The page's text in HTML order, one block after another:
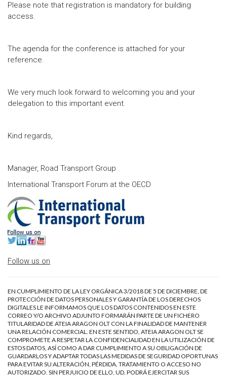
Please note that registration is mandatory for building
access.
The agenda for the conference is attached for your
reference.
We very much look forward to welcoming you and your
delegation to this important event.
Kind regards,
Manager, Road Transport Group
International Transport Forum at the OECD
Follow us on
EN CUMPLIMIENTO DE LA LEY ORGÁNICA 3/2018 DE 5 DE DICIEMBRE, DE
PROTECCIÓN DE DATOS PERSONALES Y GARANTÍA DE LOS DERECHOS
DIGITALES LE INFORMAMOS QUE LOS DATOS CONTENIDOS EN ESTE
CORREO Y/O ARCHIVO ADJUNTO FORMARÁN PARTE DE UN FICHERO
TITULARIDAD DE ATEIA ARAGON OLT CON LA FINALIDAD DE MANTENER
UNA RELACIÓN COMERCIAL. EN ESTE SENTIDO, ATEIA ARAGON OLT SE
COMPROMETE A RESPETAR LA CONFIDENCIALIDAD EN LA UTILIZACIÓN DE
ESTOS DATOS, ASÍ COMO A DAR CUMPLIMIENTO A SU OBLIGACIÓN DE
GUARDARLOS Y ADAPTAR TODAS LAS MEDIDAS DE SEGURIDAD OPORTUNAS
PARA EVITAR SU ALTERACIÓN, PÉRDIDA, TRATAMIENTO O ACCESO NO
AUTORIZADO. SIN PERJUICIO DE ELLO, UD. PODRÁ EJERCITAR SUS